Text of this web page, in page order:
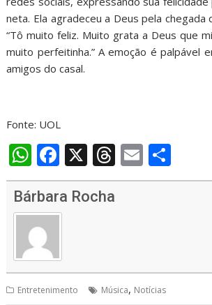
neta. Ela agradeceu a Deus pela chegada
“Tô muito feliz. Muito grata a Deus que
muito perfeitinha.” A emoção é palpável
amigos do casal.
Fonte: UOL
W
h
at
s
A
p
p
F
ac
e
b
o
k
X T
h
s
E
m h
Bárbara Rocha
Entretenimento Música, Notícias